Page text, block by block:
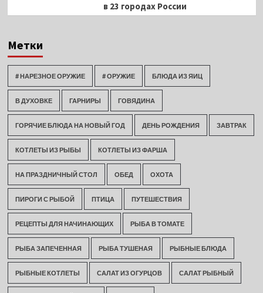
в 23 городах России
Метки
# НАРЕЗНОЕ ОРУЖИЕ # ОРУЖИЕ БЛЮДА ИЗ ЯИЦ
В ДУХОВКЕ ГАРНИРЫ ГОВЯДИНА
ГОРЯЧИЕ БЛЮДА НА НОВЫЙ ГОД ДЕНЬ РОЖДЕНИЯ ЗАВТРАК
КОТЛЕТЫ ИЗ РЫБЫ КОТЛЕТЫ ИЗ ФАРША
НА ПРАЗДНИЧНЫЙ СТОЛ ОБЕД ОХОТА
ПИРОГИ С РЫБОЙ ПТИЦА ПУТЕШЕСТВИЯ
РЕЦЕПТЫ ДЛЯ НАЧИНАЮЩИХ РЫБА В ТОМАТЕ
РЫБА ЗАПЕЧЕННАЯ РЫБА ТУШЕНАЯ РЫБНЫЕ БЛЮДА
РЫБНЫЕ КОТЛЕТЫ САЛАТ ИЗ ОГУРЦОВ САЛАТ РЫБНЫЙ